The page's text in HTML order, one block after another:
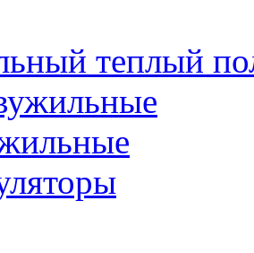
теплый